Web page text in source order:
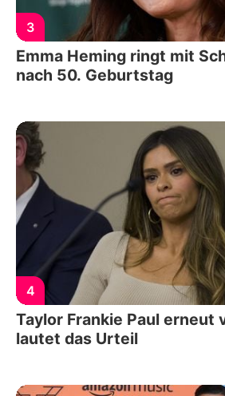
3
Emma Heming ringt mit
nach 50. Geburtstag
4
Taylor Frankie Paul erneut
lautet das Urteil